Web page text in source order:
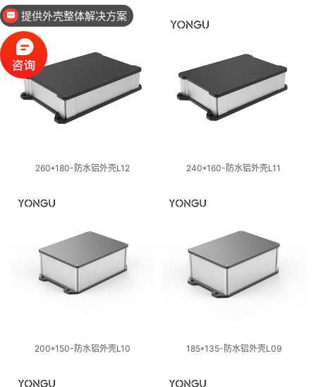
260*180-防水铝外壳L12 240*160-防水铝外壳L11
200*150-防水铝外壳L10 185*135-防水铝外壳L09
提供外壳整体解决方案